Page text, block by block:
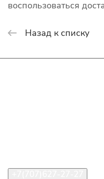
воспользоваться
Назад к списку